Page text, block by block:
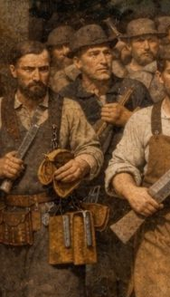
Vai
al
contenuto